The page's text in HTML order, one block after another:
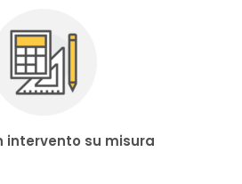
intervento su misura